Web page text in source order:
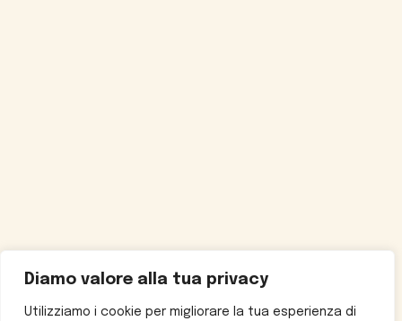
Diamo valore alla tua privacy
Utilizziamo i cookie per migliorare la tua esperienza di